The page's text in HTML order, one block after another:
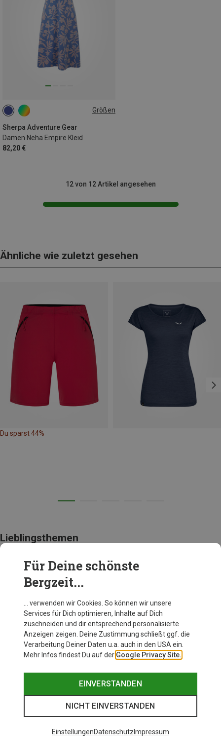
Größen
Sherpa Adventure Gear
Damen Neha Empire Kleid
82,20 €
XS S
12 von 12 Artikel angesehen
Ähnliche wie zuletzt gesehen
Du sparst 44%
Lieblingsthemen
LAUFRÖCKE
Für Deine schönste
Bergzeit...
… verwenden wir Cookies. So können wir unsere
Services für Dich optimieren, Inhalte auf Dich
zuschneiden und dir entsprechend personalisierte
Anzeigen zeigen. Deine Zustimmung schließt ggf. die
Verarbeitung Deiner Daten u.a. auch in den USA ein.
Mehr Infos findest Du auf der Google Privacy Site.
EINVERSTANDEN
NICHT EINVERSTANDEN
EinstellungenDatenschutz Impressum